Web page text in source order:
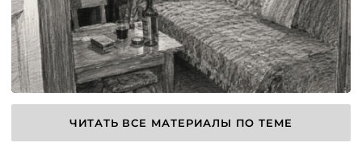
ЧИТАТЬ ВСЕ МАТЕРИАЛЫ ПО ТЕМЕ